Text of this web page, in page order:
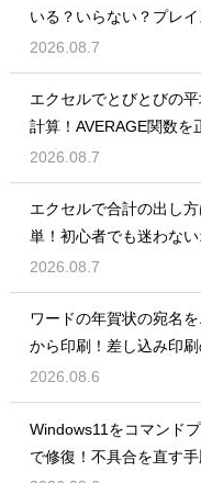
いる？いらない？プレ
で判断
2026.08.7
エクセルでとびとびの
計算！AVERAGE関数を
うコツ
2026.08.7
エクセルで合計の出し
単！初心者でも迷わな
UM術！
2026.08.7
ワードの年賀状の宛名
から印刷！差し込み印
順！
2026.08.6
Windows11をコマンド
で修復！不具合を直す手